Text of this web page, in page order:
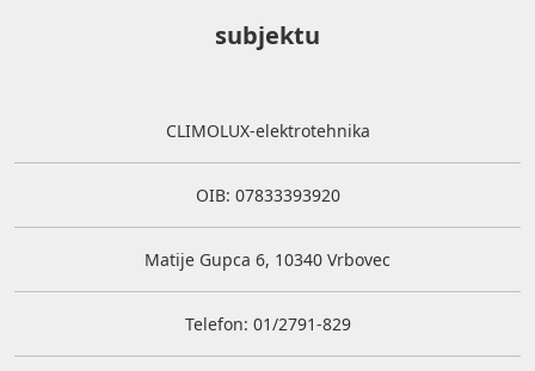
subjektu
CLIMOLUX-elektrotehnika
OIB: 07833393920
Matije Gupca 6, 10340 Vrbovec
Telefon: 01/2791-829